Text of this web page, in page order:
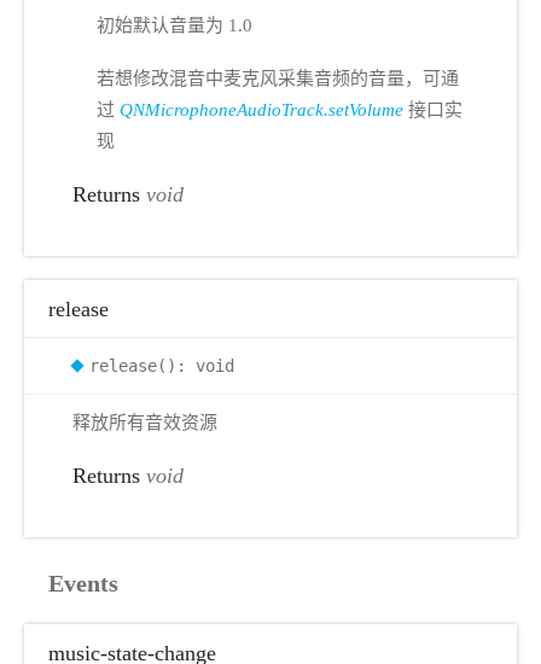
初始默认音量为 1.0
若想修改混音中麦克风采集音频的音量，可通
过 QNMicrophoneAudioTrack.setVolume 接口实
现
Returns void
release
release(): void
释放所有音效资源
Returns void
Events
music-state-change